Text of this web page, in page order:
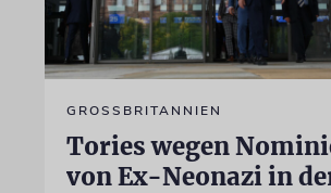
GROSSBRITANNIEN
Tories wegen
von Ex-Neonazi in